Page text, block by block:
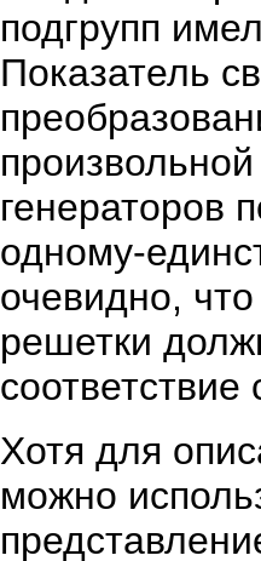
подгрупп
Показатель
генераторов
одному-
очевидно,
решетки
Хотя для
можно